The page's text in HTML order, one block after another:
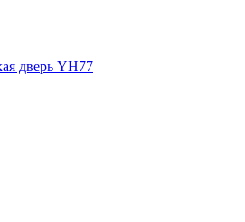
дверь YH77